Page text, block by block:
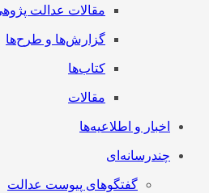
مقالات عدالت
گزارش‌ها و طرح‌ها
کتاب‌ها
مقالات
اخبار و اطلاعیه‌ها
چندرسانه‌ای
گفتگوهای پیوست عدالت